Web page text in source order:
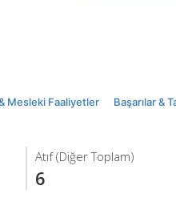
Mesleki Faaliyetler Başarılar &
Atıf (Diğer Toplam)
6